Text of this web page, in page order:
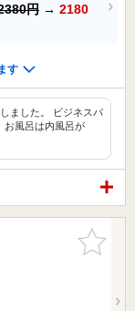
円 → 2180
す
ました。 ビジネスパ
お風呂は内風呂が
お気に入
りに追加